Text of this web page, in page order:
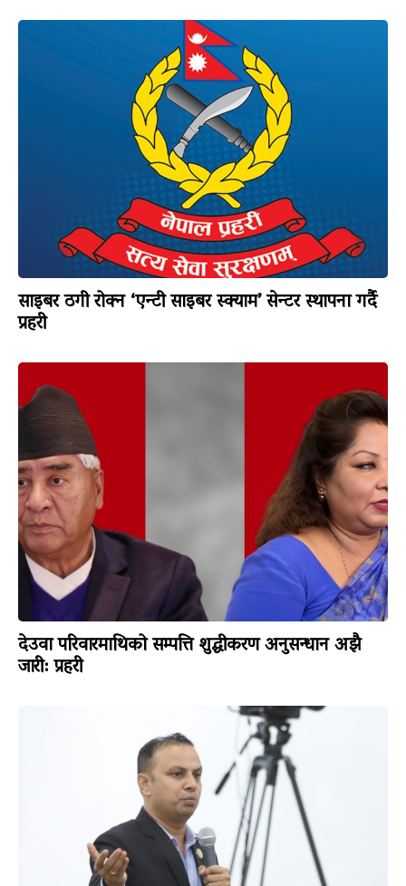
साइबर ठगी रोक्न ‘एन्टी साइबर स्क्याम’ सेन्टर स्थापना गर्दै
प्रहरी
देउवा परिवारमाथिको सम्पत्ति शुद्धीकरण अनुसन्धान अझै
जारी: प्रहरी